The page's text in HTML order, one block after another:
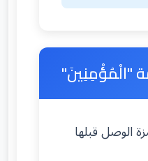
"الْمُؤْمِنِينَ"
الوصل قبلها